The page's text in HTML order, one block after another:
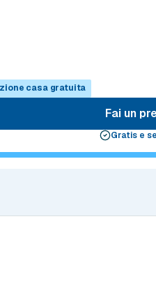
casa gratuita
Fai un
Gratis e